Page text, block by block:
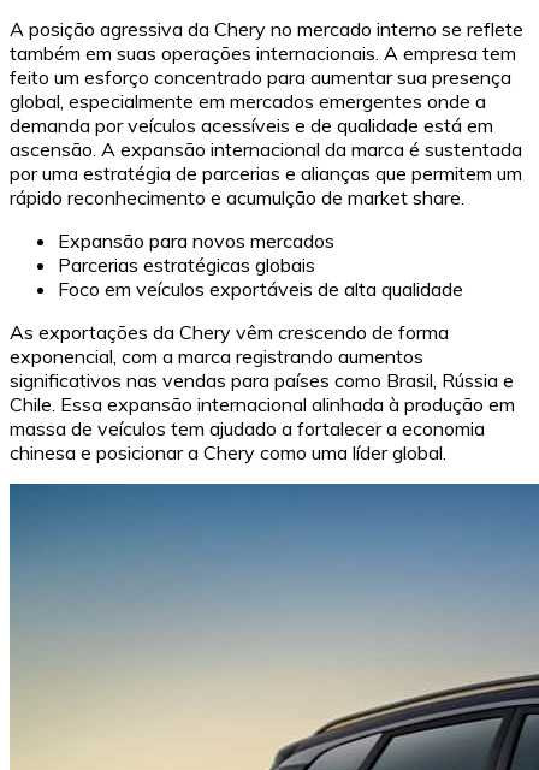
A posição agressiva da Chery no mercado interno se reflete
também em suas operações internacionais. A empresa tem
feito um esforço concentrado para aumentar sua presença
global, especialmente em mercados emergentes onde a
demanda por veículos acessíveis e de qualidade está em
ascensão. A expansão internacional da marca é sustentada
por uma estratégia de parcerias e alianças que permitem um
rápido reconhecimento e acumulção de market share.
Expansão para novos mercados
Parcerias estratégicas globais
Foco em veículos exportáveis de alta qualidade
As exportações da Chery vêm crescendo de forma
exponencial, com a marca registrando aumentos
significativos nas vendas para países como Brasil, Rússia e
Chile. Essa expansão internacional alinhada à produção em
massa de veículos tem ajudado a fortalecer a economia
chinesa e posicionar a Chery como uma líder global.